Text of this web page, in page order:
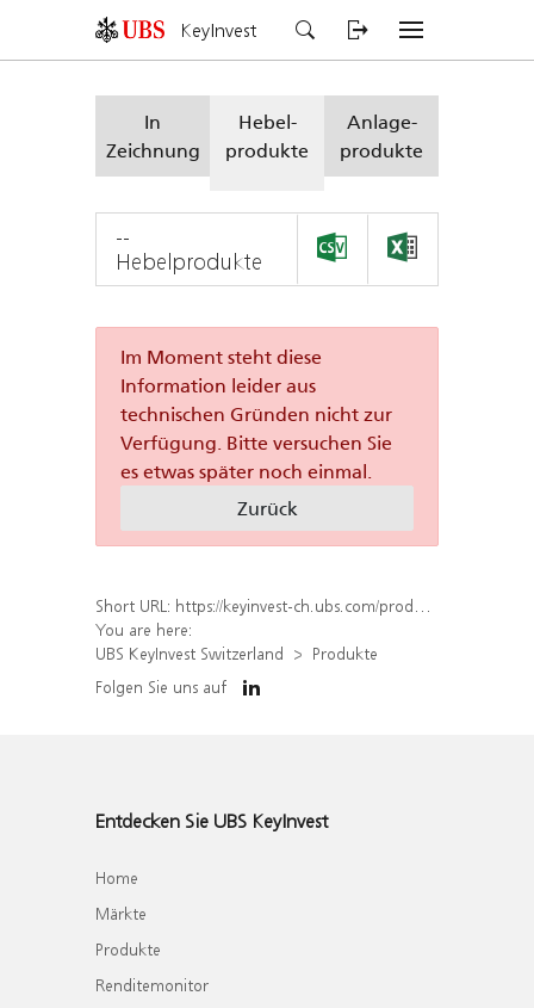
KeyInvest
In
Zeichnung
Hebel-
produkte
Anlage-
produkte
--
Hebelprodukte
Im Moment steht diese
Information leider aus
technischen Gründen nicht zur
Verfügung. Bitte versuchen Sie
es etwas später noch einmal.
Zurück
Short URL: https://keyinvest-ch.ubs.com/produkt/liste?underlyings%5B%5D=863491
You are here:
UBS KeyInvest Switzerland
Produkte
Folgen Sie uns auf
Entdecken Sie UBS KeyInvest
Home
Märkte
Produkte
Renditemonitor